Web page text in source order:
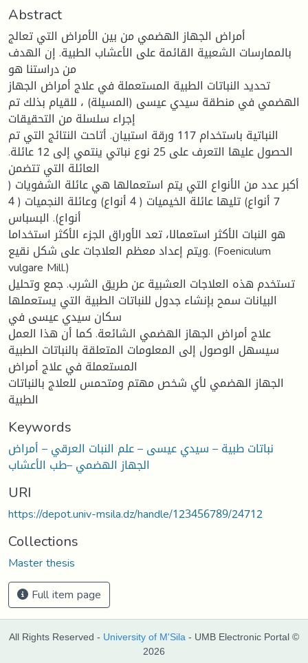
Abstract
أمراض الجھاز الھضمي من بین الأمراض التي تعالج
بالممارسات الشعبیة القائمة على الأعشاب الطبیة. إن الھدف
من دراستنا ھو
تحدید النباتات الطبیة المستعملة في علاج أمراض الجھاز
الھضمي في منطقة سیدي عیسى (المسیلة) ، للقیام بذلك تم
إجراء سلسلة من التحقیقات
النباتیة باستخدام 117 ورقة استبیان. أتاحت النتائج التي تم
الحصول علیھا التعرف على 25 نوع نباتي ینتمي إلى 12 عائلة.
العائلة التي تتضمن
أكبر عدد من الأنواع التي یتم استعمالھا ھي عائلة الشفویات (
7 أنواع) تلیھا عائلة الخیمیات ( 4 أنواع) وعائلة النجمیات ( 4
أنواع). البسباس
ھو النبات الأكثر استعمالا، تعد الأوراق الجزء الأكثر استخداما
ویتم إعداد معظم العلاجات على شكل نقیع. (Foeniculum
vulgare Mill.)
تستخدم ھذه العلاجات العشبیة عن طریق الشرب. جمع وتحلیل
البیانات سمح بإنشاء جدول للنباتات الطبیة التي یستعملھا
سكان سیدي عیسى في
علاج أمراض الجھاز الھضمي الشائعة. كما أن ھذا العمل
سیسھل الوصول إلى المعلومات المتعلقة بالنباتات الطبیة
المستعملة في علاج أمراض
الجھاز الھضمي لأي شخص مھتم ومتحمس للعلاج بالنباتات
الطبیة
Keywords
نباتات طبیة – سیدي عیسى – علم النبات العرقي – أمراض
الجھاز الھضمي –طب الأعشاب
URI
https://depot.univ-msila.dz/handle/123456789/24712
Collections
Master thesis
Full item page
All Rights Reserved - University of M'Sila - UMB Electronic Portal ©
2026